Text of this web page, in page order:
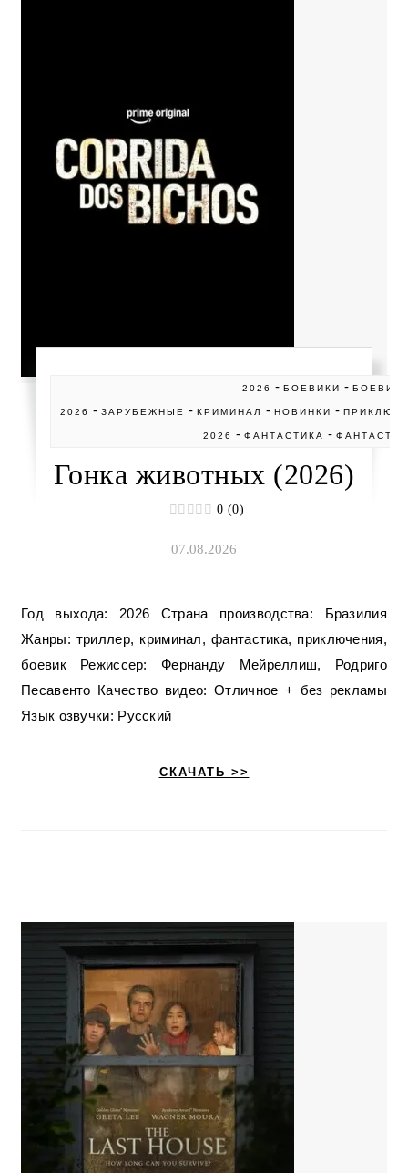
2026 -БОЕВИКИ -
2026 -ЗАРУБЕЖНЫЕ -КРИМИНАЛ -НОВИНКИ -
2026 - ФАНТАСТИКА -
Гонка животных (2026)
0 (0)
07.08.2026
Год выхода: 2026 Страна производства: Бразилия
Жанры: триллер, криминал, фантастика, приключения,
боевик Режиссер: Фернанду Мейреллиш, Родриго
Песавенто Качество видео: Отличное + без рекламы
Язык озвучки: Русский
СКАЧАТЬ >>